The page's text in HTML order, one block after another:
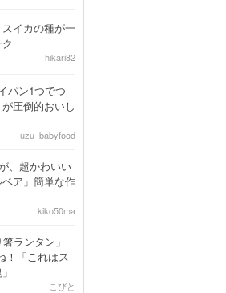
イカの種が一
hikari82
パン1つでつ
圧倒的おいし
uzu_babyfood
、超かわいい
ア」簡単な作
kiko50ma
ランタン」
！「これはス
こびと